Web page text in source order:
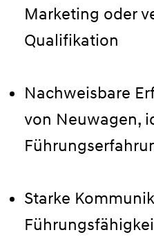
Marketing oder
Qualifikation
Nachweisbare
von Neuwagen,
Starke